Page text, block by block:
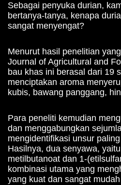
Sebagai penyuka durian,
bertanya-tanya, kenapa
sangat menyengat?
Menurut hasil penelitian
Journal of Agricultural and
bau khas ini berasal dari 19
menciptakan aroma
kubis, bawang panggang,
Para peneliti kemudian
dan menggabungkan
mengidentifikasi unsur
Hasilnya, dua senyawa,
metilbutanoat dan 1-
kombinasi utama yang
yang kuat dan sangat